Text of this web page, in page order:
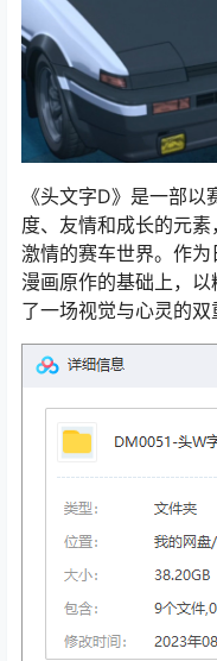
《头文字D》是一部
度、友情和成长的元
激情的赛车世界。作
漫画原作的基础上，
了一场视觉与心灵的双